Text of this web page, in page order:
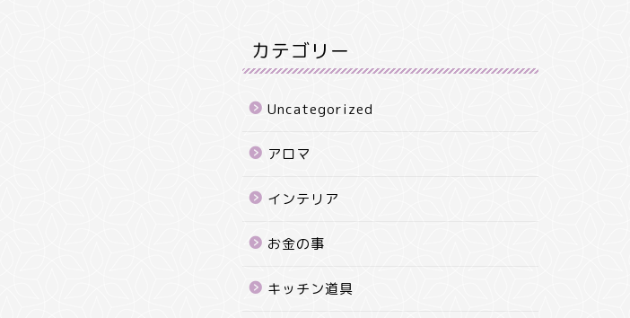
カテゴリー
Uncategorized
アロマ
インテリア
お金の事
キッチン道具